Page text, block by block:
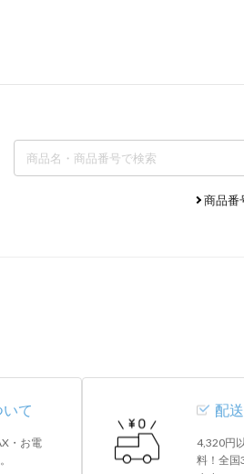
商品番
て
・お電
配
4,320円
料！全国